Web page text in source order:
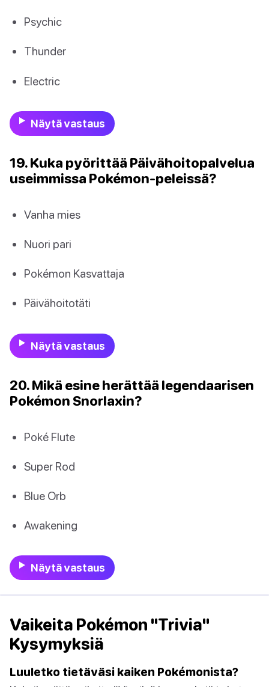
Psychic
Thunder
Electric
Näytä vastaus
19. Kuka pyörittää Päivähoitopalvelua
useimmissa Pokémon-peleissä?
Vanha mies
Nuori pari
Pokémon Kasvattaja
Päivähoitotäti
Näytä vastaus
20. Mikä esine herättää legendaarisen
Pokémon Snorlaxin?
Poké Flute
Super Rod
Blue Orb
Awakening
Näytä vastaus
Vaikeita Pokémon "Trivia"
Kysymyksiä
Luuletko tietäväsi kaiken Pokémonista?